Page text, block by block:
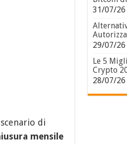
di
mensile
31/07/26
29/07/26
Le 5
Crypto
28/07/26